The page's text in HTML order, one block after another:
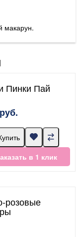
макарун.
Пинки Пай
в 1 клик
розовые